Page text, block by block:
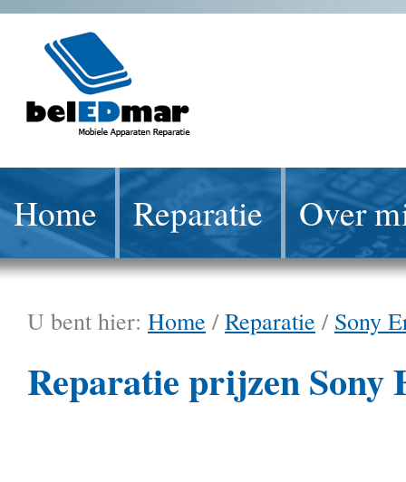
Home Reparatie Over
U bent hier: Home /Reparatie / Sony
Reparatie prijzen Sony